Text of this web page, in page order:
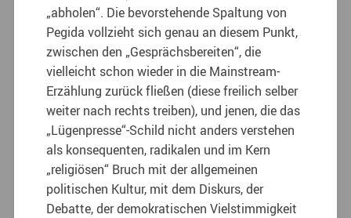
„abholen“. Die bevorstehende Spaltung von
Pegida vollzieht sich genau an diesem Punkt,
zwischen den „Gesprächsbereiten“, die
vielleicht schon wieder in die Mainstream-
Erzählung zurück fließen (diese freilich selber
weiter nach rechts treiben), und jenen, die das
„Lügenpresse“-Schild nicht anders verstehen
als konsequenten, radikalen und im Kern
„religiösen“ Bruch mit der allgemeinen
politischen Kultur, mit dem Diskurs, der
Debatte, der demokratischen Vielstimmigkeit